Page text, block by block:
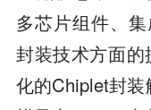
多芯片组件、
封装技术方面
化的Chiplet封